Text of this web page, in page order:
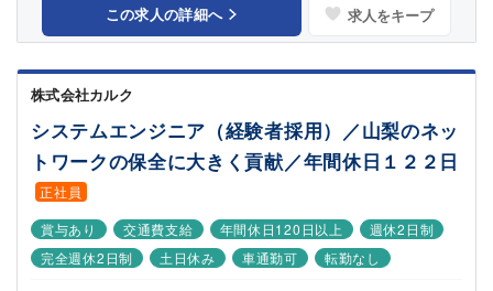
この求人の詳細へ 求人をキープ
株式会社カルク
システムエンジニア（経験者採用）／山梨のネッ
トワークの保全に大きく貢献／年間休日１２２日
正社員
賞与あり
交通費支給 年間休日120日以上
週休2日制
完全週休2日制
土日休み 車通勤可 転勤なし